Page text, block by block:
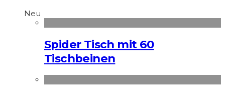
Neu
Spider Tisch mit 60
Tischbeinen